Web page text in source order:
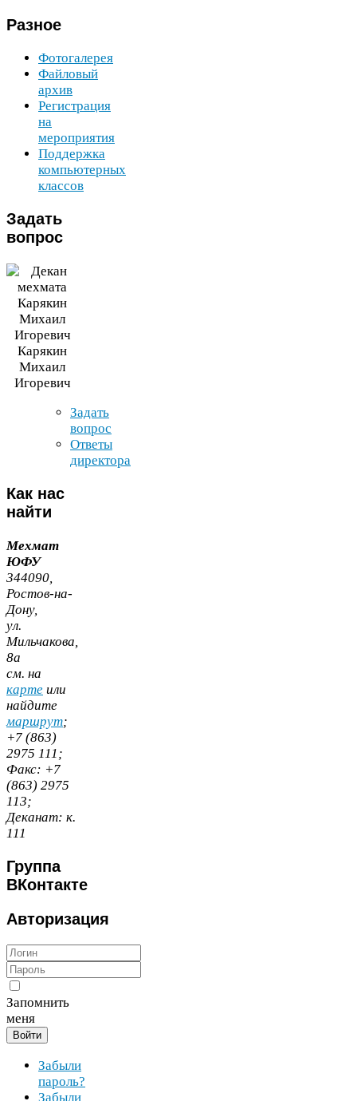
Разное
Фотогалерея
Файловый
архив
Регистрация
на
мероприятия
Поддержка
компьютерных
классов
Задать
вопрос
Карякин
Михаил
Игоревич
Задать
вопрос
Ответы
директора
Как нас
найти
Мехмат
ЮФУ
344090
Ростов-​на-​
Дону,
ул.
Мильчакова,
8а
cм. на
карте или
найдите
маршрут;
+7 (863)
2975 111 ;
Факс: +7
(863) 2975
113;
Деканат: к.
111
Группа
ВКонтакте
Авторизация
Запомнить
меня
Войти
Забыли
пароль?
Забыли